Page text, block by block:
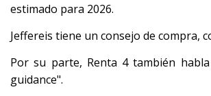
estimado para 2026.
Jeffereis tiene un consejo de compra,
Por su parte, Renta 4 también
guidance".